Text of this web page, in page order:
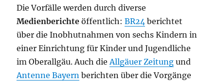
Die Vorfälle werden durch diverse
Medienberichte öffentlich:BR24 berichtet
über die Inobhutnahmen von sechs Kindern in
einer Einrichtung für Kinder und Jugendliche
im Oberallgäu. Auch dieAllgäuer Zeitung und
Antenne Bayern berichten über die Vorgänge